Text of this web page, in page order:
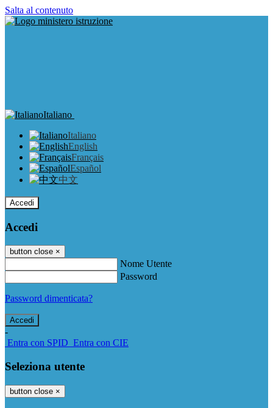
Salta al contenuto
Italiano
Italiano
English
Français
Español
中文
Accedi
Accedi
button close ×
Nome Utente
Password
Password dimenticata?
-
Entra con SPID Entra con CIE
Seleziona utente
button close ×